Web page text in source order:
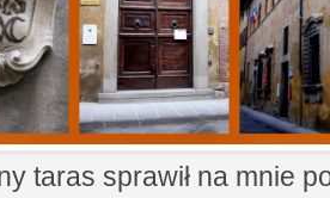
taras sprawił na mnie